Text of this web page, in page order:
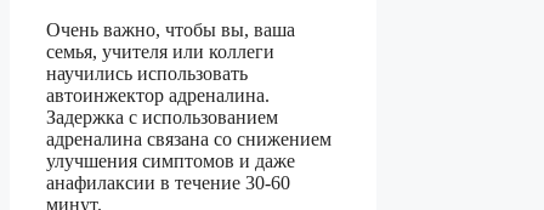
Очень важно, чтобы вы, ваша
семья, учителя или коллеги
научились использовать
автоинжектор адреналина.
Задержка с использованием
адреналина связана со снижением
улучшения симптомов и даже
анафилаксии в течение 30-60
минут.